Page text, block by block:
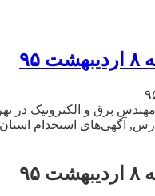
برق و الکترونیک در
آگهی‌های استخدام